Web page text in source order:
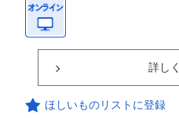
詳し
ほしいものリストに登録